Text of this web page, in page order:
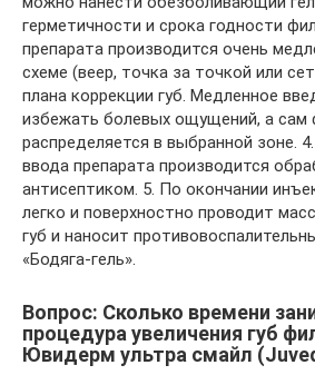
герметичности и срока годности
препарата производится очень
схеме (веер, точка за точкой или
плана коррекции губ. Медленное
избежать болевых ощущений, а сам
распределяется в выбранной зоне.
ввода препарата производится
антисептиком. 5. По окончании
легко и поверхностно проводит
губ и наносит
«Бодяга-гель».
Вопрос: Сколько времени
процедура увеличения губ
Ювидерм ультра смайл